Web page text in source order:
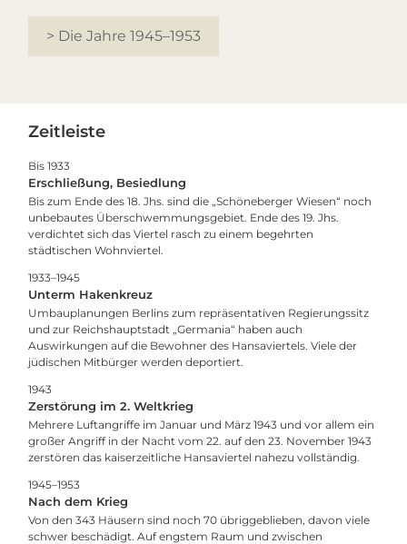
> Die Jahre 1945–1953
Sidebar
Zeitleiste
Bis 1933
Erschließung, Besiedlung
Bis zum Ende des 18. Jhs. sind die „Schöneberger Wiesen“ noch
unbebautes Überschwemmungsgebiet. Ende des 19. Jhs.
verdichtet sich das Viertel rasch zu einem begehrten
städtischen Wohnviertel.
1933–1945
Unterm Hakenkreuz
Umbauplanungen Berlins zum repräsentativen Regierungssitz
und zur Reichshauptstadt „Germania“ haben auch
Auswirkungen auf die Bewohner des Hansaviertels. Viele der
jüdischen Mitbürger werden deportiert.
1943
Zerstörung im 2. Weltkrieg
Mehrere Luftangriffe im Januar und März 1943 und vor allem ein
großer Angriff in der Nacht vom 22. auf den 23. November 1943
zerstören das kaiserzeitliche Hansaviertel nahezu vollständig.
1945–1953
Nach dem Krieg
Von den 343 Häusern sind noch 70 übriggeblieben, davon viele
schwer beschädigt. Auf engstem Raum und zwischen